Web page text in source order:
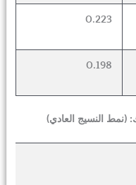
0.223
0.198
(نمط النسيج العادي)